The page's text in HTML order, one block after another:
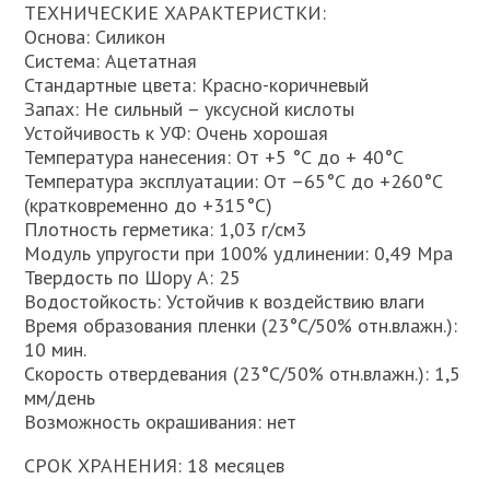
ТЕХНИЧЕСКИЕ ХАРАКТЕРИСТКИ:
Основа: Силикон
Система: Ацетатная
Стандартные цвета: Красно-коричневый
Запах: Не сильный – уксусной кислоты
Устойчивость к УФ: Очень хорошая
Температура нанесения: От +5 °С до + 40°С
Температура эксплуатации: От –65°С до +260°С
(кратковременно до +315°С)
Плотность герметика: 1,03 г/см3
Модуль упругости при 100% удлинении: 0,49 Мра
Твердость по Шору А: 25
Водостойкость: Устойчив к воздействию влаги
Время образования пленки (23°С/50% отн.влажн.):
10 мин.
Скорость отвердевания (23°С/50% отн.влажн.): 1,5
мм/день
Возможность окрашивания: нет
СРОК ХРАНЕНИЯ: 18 месяцев